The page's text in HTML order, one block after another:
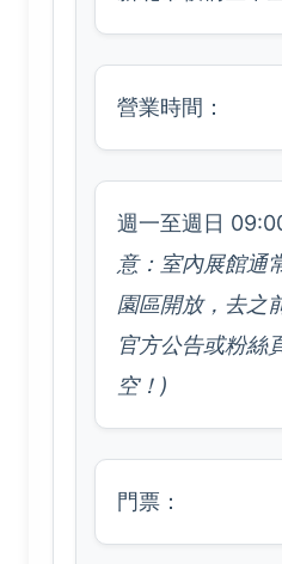
營業時間：
週一至週日
意：室內展館通
園區開放，去之
官方公告或粉絲
空！)
門票：